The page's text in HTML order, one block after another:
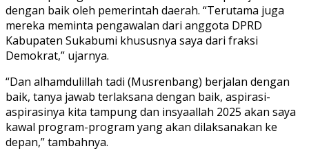
dengan baik oleh pemerintah daerah. “Terutama juga
mereka meminta pengawalan dari anggota DPRD
Kabupaten Sukabumi khususnya saya dari fraksi
Demokrat,” ujarnya.
“Dan alhamdulillah tadi (Musrenbang) berjalan dengan
baik, tanya jawab terlaksana dengan baik, aspirasi-
aspirasinya kita tampung dan insyaallah 2025 akan saya
kawal program-program yang akan dilaksanakan ke
depan,” tambahnya.